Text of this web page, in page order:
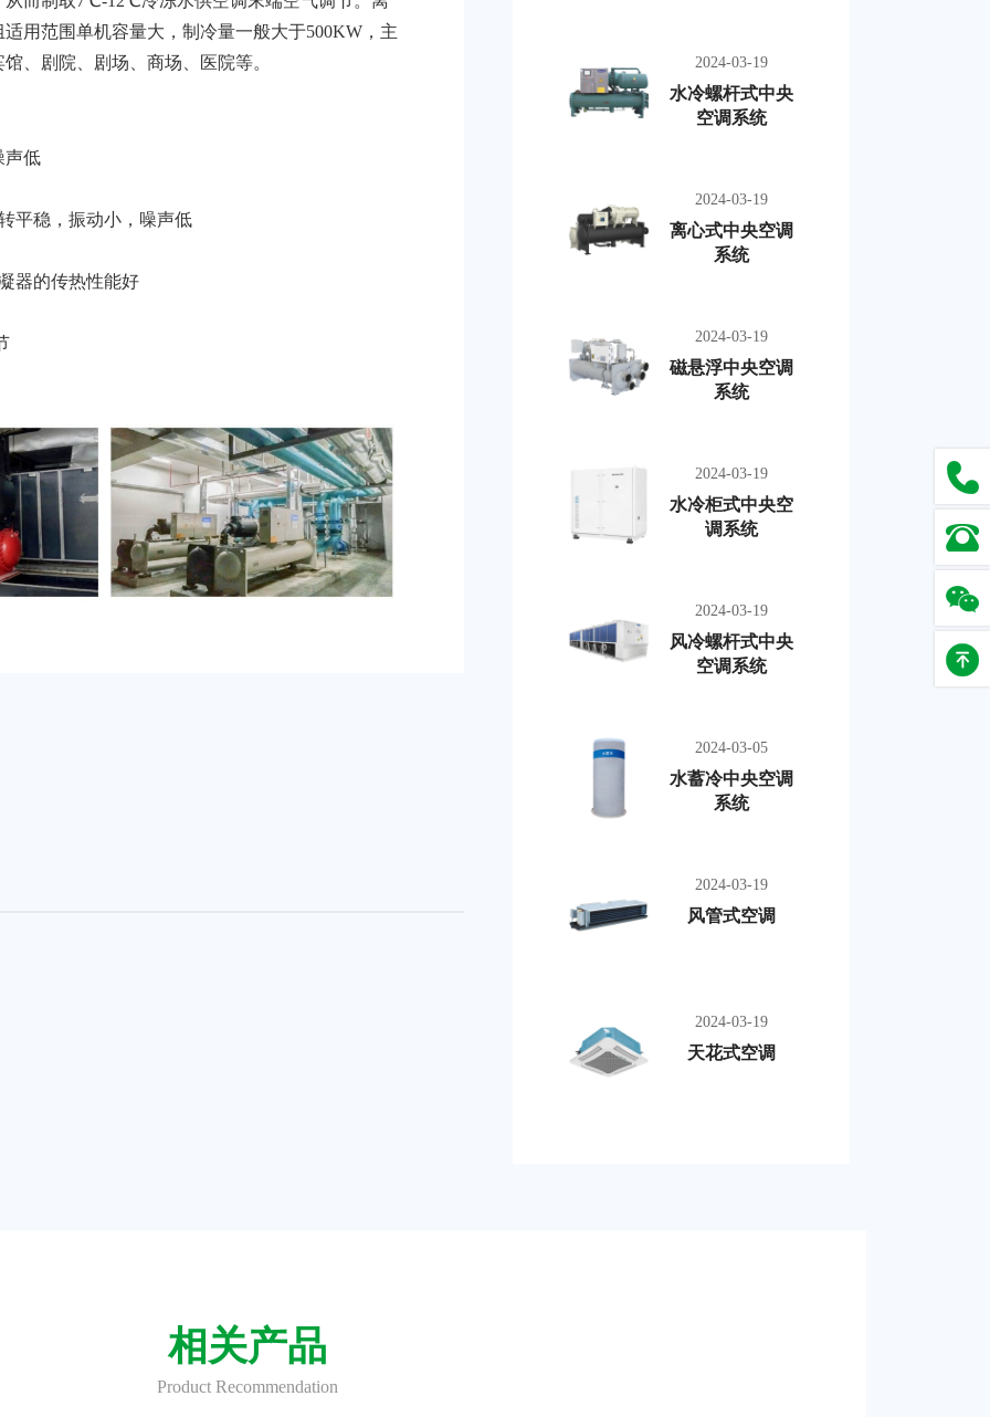
用范围单机容量大，制冷量一般大于500KW，主
、剧院、剧场、商场、医院等。
声低
平稳，振动小，噪声低
器的传热性能好
2024-03-19
水冷螺杆式中央
空调系统
2024-03-19
离心式中央空调
系统
2024-03-19
磁悬浮中央空调
系统
2024-03-19
水冷柜式中央空
调系统
2024-03-19
风冷螺杆式中央
空调系统
2024-03-05
水蓄冷中央空调
系统
2024-03-19
风管式空调
2024-03-19
天花式空调
相关产品
Product Recommendation